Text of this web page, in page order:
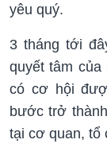
yêu quý.
3 tháng tới
quyết tâm
có cơ hội
bước trở
tại cơ quan, tổ